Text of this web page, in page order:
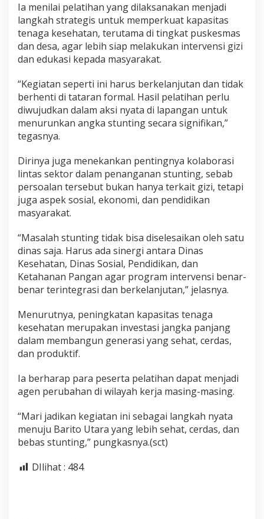
Ia menilai pelatihan yang dilaksanakan menjadi
langkah strategis untuk memperkuat kapasitas
tenaga kesehatan, terutama di tingkat puskesmas
dan desa, agar lebih siap melakukan intervensi gizi
dan edukasi kepada masyarakat.
“Kegiatan seperti ini harus berkelanjutan dan tidak
berhenti di tataran formal. Hasil pelatihan perlu
diwujudkan dalam aksi nyata di lapangan untuk
menurunkan angka stunting secara signifikan,”
tegasnya.
Dirinya juga menekankan pentingnya kolaborasi
lintas sektor dalam penanganan stunting, sebab
persoalan tersebut bukan hanya terkait gizi, tetapi
juga aspek sosial, ekonomi, dan pendidikan
masyarakat.
“Masalah stunting tidak bisa diselesaikan oleh satu
dinas saja. Harus ada sinergi antara Dinas
Kesehatan, Dinas Sosial, Pendidikan, dan
Ketahanan Pangan agar program intervensi benar-
benar terintegrasi dan berkelanjutan,” jelasnya.
Menurutnya, peningkatan kapasitas tenaga
kesehatan merupakan investasi jangka panjang
dalam membangun generasi yang sehat, cerdas,
dan produktif.
Ia berharap para peserta pelatihan dapat menjadi
agen perubahan di wilayah kerja masing-masing.
“Mari jadikan kegiatan ini sebagai langkah nyata
menuju Barito Utara yang lebih sehat, cerdas, dan
bebas stunting,” pungkasnya.(sct)
DIlihat : 484